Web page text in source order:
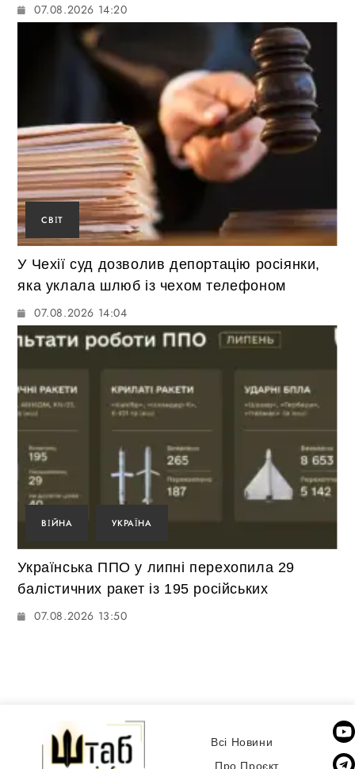
07.08.2026 14:20
СВІТ
У Чехії суд дозволив депортацію росіянки,
яка уклала шлюб із чехом телефоном
07.08.2026 14:04
ВІЙНА УКРАЇНА
Українська ППО у липні перехопила 29
балістичних ракет із 195 російських
07.08.2026 13:50
Всі Новини
Про Проєкт